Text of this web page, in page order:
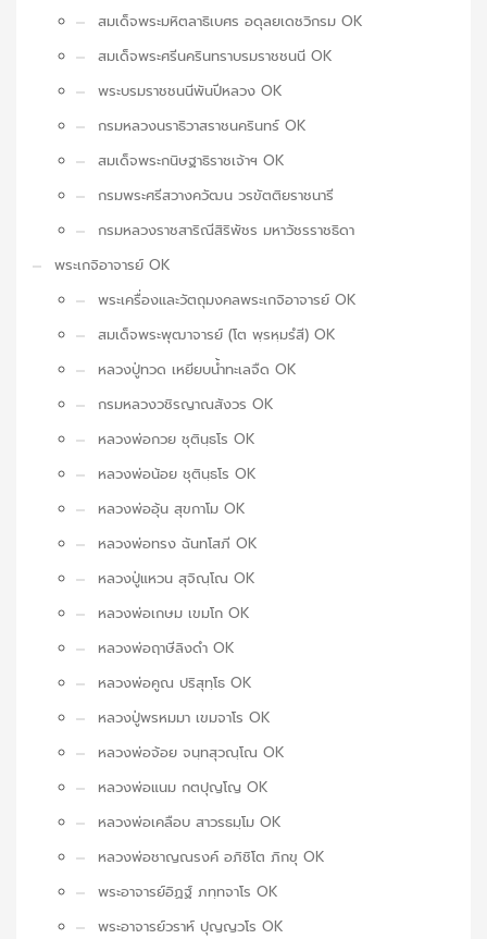
สมเด็จพระมหิตลาธิเบศร อดุลยเดชวิกรม OK
สมเด็จพระศรีนครินทราบรมราชชนนี OK
พระบรมราชชนนีพันปีหลวง OK
กรมหลวงนราธิวาสราชนครินทร์ OK
สมเด็จพระกนิษฐาธิราชเจ้าฯ OK
กรมพระศรีสวางควัฒน วรขัตติยราชนารี
กรมหลวงราชสาริณีสิริพัชร มหาวัชรราชธิดา
พระเกจิอาจารย์ OK
พระเครื่องและวัตถุมงคลพระเกจิอาจารย์ OK
สมเด็จพระพุฒาจารย์ (โต พฺรหฺมรํสี) OK
หลวงปู่ทวด เหยียบน้ำทะเลจืด OK
กรมหลวงวชิรญาณสังวร OK
หลวงพ่อกวย ชุตินฺธโร OK
หลวงพ่อน้อย ชุตินฺธโร OK
หลวงพ่ออุ้น สุขกาโม OK
หลวงพ่อทรง ฉันทโสภี OK
หลวงปู่แหวน สุจิณฺโณ OK
หลวงพ่อเกษม เขมโก OK
หลวงพ่อฤาษีลิงดำ OK
หลวงพ่อคูณ ปริสุทฺโธ OK
หลวงปู่พรหมมา เขมจาโร OK
หลวงพ่อจ้อย จนฺทสุวณฺโณ OK
หลวงพ่อแนม กตปุญโญ OK
หลวงพ่อเคลือบ สาวรธมฺโม OK
หลวงพ่อชาญณรงค์ อภิชิโต ภิกขุ OK
พระอาจารย์อิฏฐ์ ภทฺทจาโร OK
พระอาจารย์วราห์ ปุญญวโร OK